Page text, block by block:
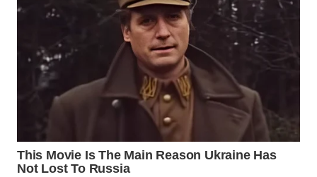
CO ID
WAHANANEWS
NET
WAHANA
WAHANA
UMKM